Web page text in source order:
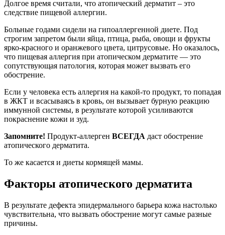
Долгое время считали, что атопический дерматит – это
следствие пищевой аллергии.
Больные годами сидели на гипоаллергенной диете. Под
строгим запретом были яйца, птица, рыба, овощи и фрукты
ярко-красного и оранжевого цвета, цитрусовые. Но оказалось,
что пищевая аллергия при атопическом дерматите — это
сопутствующая патология, которая может вызвать его
обострение.
Если у человека есть аллергия на какой-то продукт, то попадая
в ЖКТ и всасываясь в кровь, он вызывает бурную реакцию
иммунной системы, в результате которой усиливаются
покраснение кожи и зуд.
Запомните! Продукт-аллерген ВСЕГДА даст обострение
атопического дерматита.
То же касается и диеты кормящей мамы.
Факторы атопического дерматита
В результате дефекта эпидермального барьера кожа настолько
чувствительна, что вызвать обострение могут самые разные
причины.